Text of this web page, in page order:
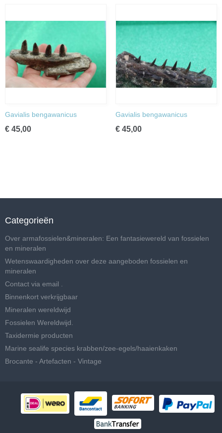
Gavialis bengawanicus
€ 45,00
Gavialis bengawanicus
€ 45,00
Categorieën
Over armafossielen&mineralen: Een fantasiewereld van fossielen
en mineralen
Wetenswaardigheden over deze aangeboden fossielen en
mineralen
Contact via email .
Binnenkort verkrijgbaar
Mineralen wereldwijd
Fossielen Wereldwijd.
Taxidermie producten
Marine sealife species krabben/zee-egels/haaienkaken
Brocante - Artefacten - Vintage